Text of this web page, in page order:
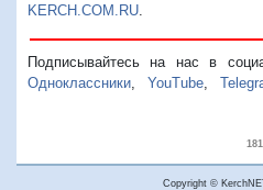
KERCH.COM.RU
Подписывайтесь на нас в
Одноклассники
YouTube
Copyright ©